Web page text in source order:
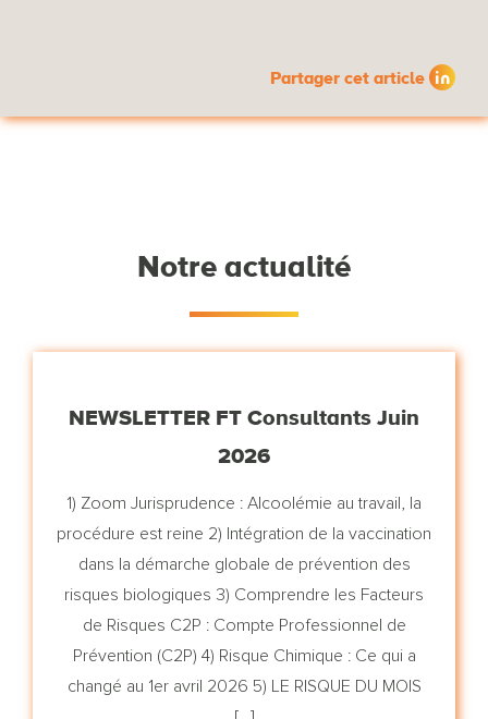
Partager cet article
Notre actualité
NEWSLETTER FT Consultants Juin
2026
1) Zoom Jurisprudence : Alcoolémie au travail, la
procédure est reine 2) Intégration de la vaccination
dans la démarche globale de prévention des
risques biologiques 3) Comprendre les Facteurs
de Risques C2P : Compte Professionnel de
Prévention (C2P) 4) Risque Chimique : Ce qui a
changé au 1er avril 2026 5) LE RISQUE DU MOIS